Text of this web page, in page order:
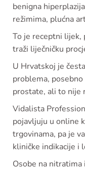
benigna
režimima, plućna
To je receptni lijek,
traži liječničku
U Hrvatskoj je
problema,
prostate, ali to nije
Vidalista
pojavljuju u online
trgovinama, pa je
kliničke indikacije i
Osobe na